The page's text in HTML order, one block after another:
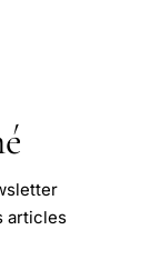
articles